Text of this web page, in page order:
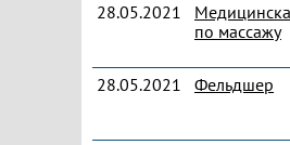
28.05.2021
по массажу
28.05.2021 Фельдшер